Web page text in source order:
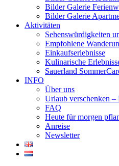
Bilder Galerie
Bilder Galerie
Aktivitäten
Sehenswürdigkeiten
Empfohlene
Einkaufserlebnisse
Kulinarische
Sauerland
INFO
Über uns
Urlaub verschenken –
FAQ
Heute für morgen
Anreise
Newsletter